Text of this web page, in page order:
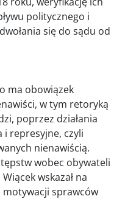
politycznego i
się do sądu od
ma obowiązek
w tym retoryką
poprzez działania
i represyjne, czyli
nienawiścią.
wobec obywateli
wskazał na
motywacji sprawców